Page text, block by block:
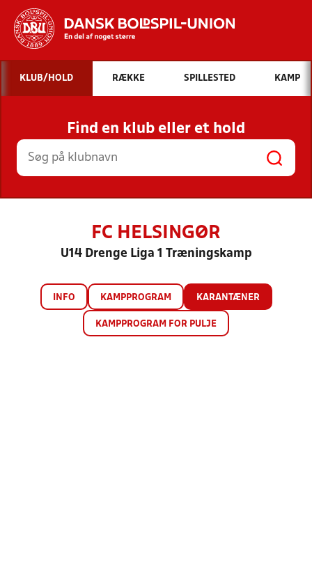
Hvad vil du søge efter?
INDHOLD OG NYHEDER
STILLINGER, RESULTATER, KLUBBER OG
HOLD
KLUB/HOLD RÆKKE SPILLESTED KAMP
Find en klub eller et hold
FC HELSINGØR
U14 Drenge Liga 1 Træningskamp
INFO KAMPPROGRAM KARANTÆNER
KAMPPROGRAM FOR PULJE